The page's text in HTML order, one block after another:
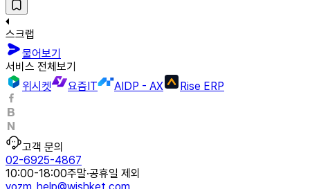
스크랩
물어보기
서비스 전체보기
위시켓
요즘IT AIDP - AX Rise ERP
고객 문의
02-6925-4867
10:00-18:00주말·공휴일 제외